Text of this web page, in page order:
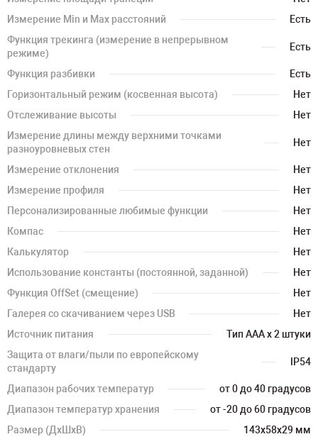
Измерение Min и Max расстояний
Есть
Функция трекинга (измерение в непрерывном
режиме)
Есть
Функция разбивки
Есть
Горизонтальный режим (косвенная высота)
Нет
Отслеживание высоты
Нет
Измерение длины между верхними точками
разноуровневых стен
Нет
Измерение отклонения
Нет
Измерение профиля
Нет
Персонализированные любимые функции
Нет
Компас
Нет
Калькулятор
Нет
Использование константы (постоянной, заданной)
Нет
Функция OffSet (смещение)
Нет
Галерея со скачиванием через USB
Нет
Источник питания
Тип AAA x 2 штуки
Защита от влаги/пыли по европейскому
стандарту
IP54
Диапазон рабочих температур
от 0 до 40 градусов
Диапазон температур хранения
от -20 до 60 градусов
Размер (ДхШхВ)
143х58х29 мм